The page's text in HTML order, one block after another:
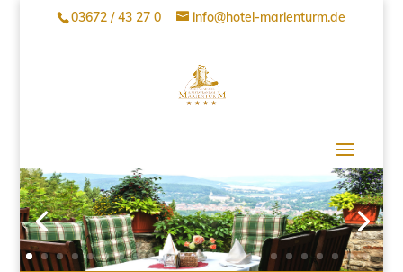
03672 / 43 27 0 info@hotel-marienturm.de